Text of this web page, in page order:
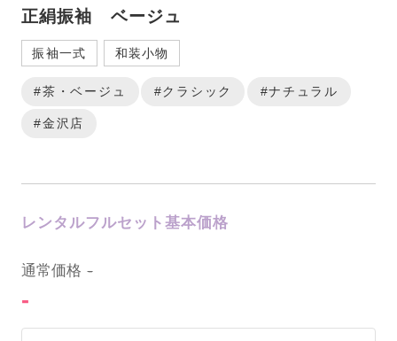
正絹振袖 ベージュ
振袖一式 和装小物
#茶・ベージュ #クラシック #ナチュラル
#金沢店
レンタルフルセット基本価格
通常価格 -
-